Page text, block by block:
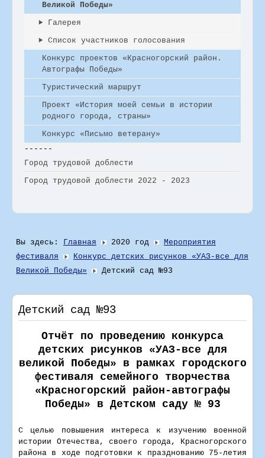
Великой Победы»
Галерея
Список участников голосования
Конкурс проектов «Красногорский район.
Автографы Победы»
Туристический маршрут
Проект «История моей семьи в истории
родного города, страны»
Конкурс «Письмо ветерану»
------
Город трудовой доблести
Город трудовой доблести 2022 - 2023
Вы здесь: Главная 2020 год
Мероприятия
фестиваля
Конкурс детских рисунков «УАЗ-все для
Великой Победы»
Детский сад №93
Детский сад №93
Отчёт по проведению конкурса
детских рисунков «УАЗ-все для
великой Победы» в рамках городского
фестиваля семейного творчества
«Красногорский район-автографы
Победы» в Детском саду № 93
С целью повышения интереса к изучению военной
истории Отечества, своего города, Красногорского
района в ходе подготовки к празднованию 75-летия